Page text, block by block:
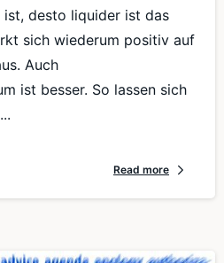
desto liquider ist das
sich wiederum positiv auf
Auch
ist besser. So lassen sich
Read more